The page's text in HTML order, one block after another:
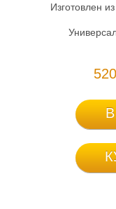
Изготовлен